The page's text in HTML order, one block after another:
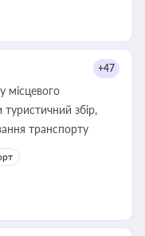
+47
місцевого
збір,
плату за земельні ділянки, за паркування транспорту